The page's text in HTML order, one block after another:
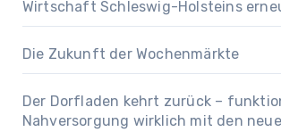
Wirtschaft Schleswig-Holsteins
Die Zukunft der Wochenmärkte
Der Dorfladen kehrt zurück –
Nahversorgung wirklich mit den